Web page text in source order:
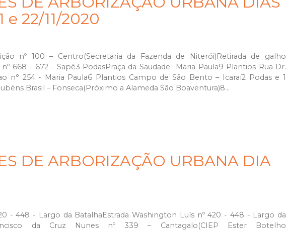
e 22/11/2020
nº 100 – Centro(Secretaria da Fazenda de Niterói)Retirada de galho
668 - 672 - Sapê3 PodasPraça da Saudade- Maria Paula9 Plantios Rua Dr.
n° 254 - Maria Paula6 Plantios Campo de São Bento – Icaraí2 Podas e 1
Brasil – Fonseca(Próximo a Alameda São Boaventura)8...
DE ARBORIZAÇÃO URBANA DIA
- 448 - Largo da BatalhaEstrada Washington Luís nº 420 - 448 - Largo da
da Cruz Nunes nº 339 – Cantagalo(CIEP Ester Botelho